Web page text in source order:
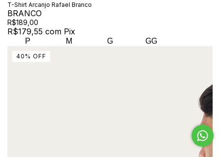
T-Shirt Arcanjo Rafael Branco
BRANCO
R$189,00
R$179,55 com Pix
P M G GG
40 % OFF